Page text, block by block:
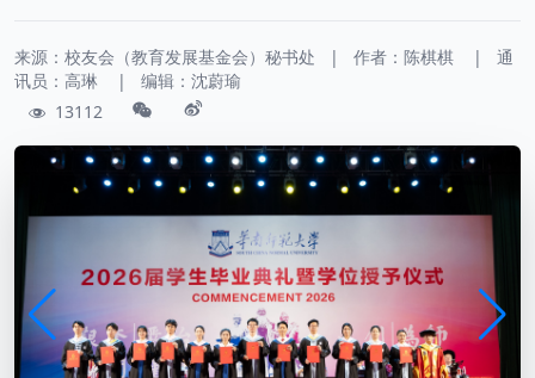
来源：校友会（教育发展基金会）秘书处 | 作者： 陈棋棋 |
通
讯员： 高琳 |
编辑：沈蔚瑜
13112